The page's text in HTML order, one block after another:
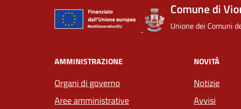
Comune di
Unione dei Comuni
AMMINISTRAZIONE
Organi di governo
Aree amministrative
NOVITÀ
Notizie
Avvisi